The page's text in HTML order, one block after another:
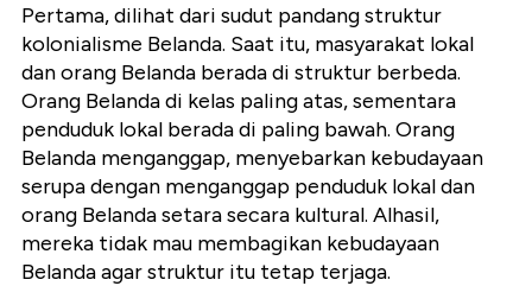
Pertama, dilihat dari sudut pandang struktur
kolonialisme Belanda. Saat itu, masyarakat lokal
dan orang Belanda berada di struktur berbeda.
Orang Belanda di kelas paling atas, sementara
penduduk lokal berada di paling bawah. Orang
Belanda menganggap, menyebarkan kebudayaan
serupa dengan menganggap penduduk lokal dan
orang Belanda setara secara kultural. Alhasil,
mereka tidak mau membagikan kebudayaan
Belanda agar struktur itu tetap terjaga.